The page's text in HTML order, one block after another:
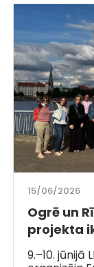
15/06/2026
Ogrē un
projekta
9.–10. jūnijā